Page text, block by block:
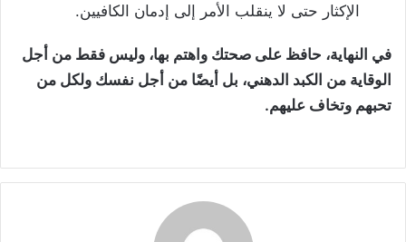
الإكثار حتى لا ينقلب الأمر إلى إدمان الكافيين.
في النهاية، حافظ على صحتك واهتم بها، وليس فقط من أجل
الوقاية من الكبد الدهني، بل أيضًا من أجل نفسك ولكل من
تحبهم وتخاف عليهم.